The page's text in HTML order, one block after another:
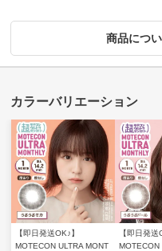
商品につ
【即日発送OK♪】
MOTECON ULTRA MONT
【即日発送
MOTECON